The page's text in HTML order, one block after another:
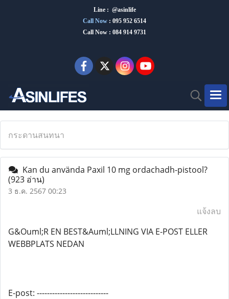
Line : @asinlife
Call Now : 095 952 6514
Call Now : 084 914 9731
กระดานสนทนา
Kan du använda Paxil 10 mg ordachadh-pistool?
(923 อ่าน)
3 ธ.ค. 2567 00:23
แจ้งลบ
G&Ouml;R EN BEST&Auml;LLNING VIA E-POST ELLER
WEBBPLATS NEDAN
E-post: ----------------------------